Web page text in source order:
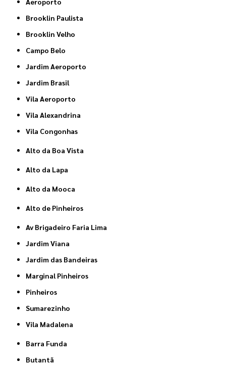
Brooklin Paulista
Brooklin Velho
Campo Belo
Jardim Aeroporto
Jardim Brasil
Vila Aeroporto
Vila Alexandrina
Vila Congonhas
Alto da Boa Vista
Alto da Lapa
Alto da Mooca
Alto de Pinheiros
Av Brigadeiro Faria Lima
Jardim Viana
Jardim das Bandeiras
Marginal Pinheiros
Pinheiros
Sumarezinho
Vila Madalena
Barra Funda
Butantã